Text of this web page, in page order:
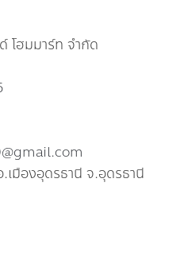
ฮมมาร์ท จำกัด
มืองอุดรธานี จ.อุดรธานี